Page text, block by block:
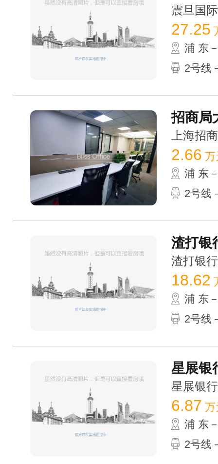
震旦国
27.25
浦 东
2号线
招商局
上海招
2.66 万
浦 东
2号线
渣打银
渣打银
18.62
浦 东
2号线
星展银
星展银
6.87 万
浦 东
2号线